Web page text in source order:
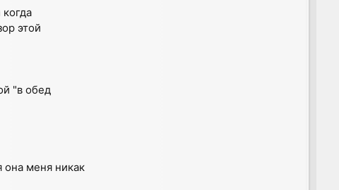
этой
"в обед
она меня никак